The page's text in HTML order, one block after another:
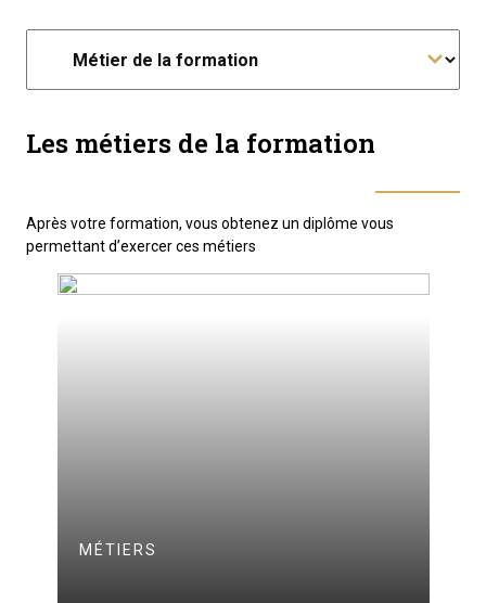
Les métiers de la formation
Après votre formation, vous obtenez un diplôme vous
permettant d’exercer ces métiers
MÉTIERS